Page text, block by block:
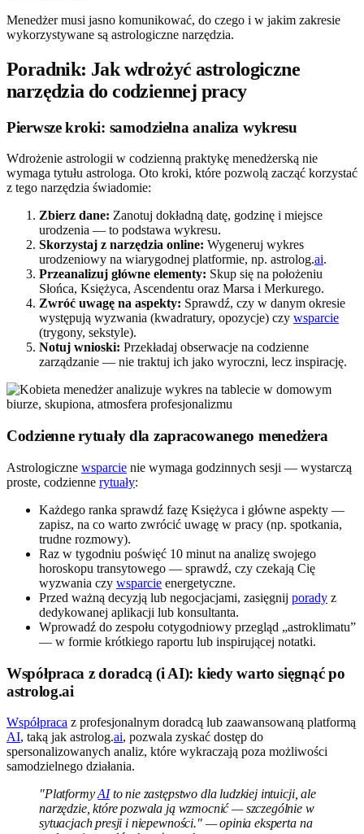
Menedżer musi jasno komunikować, do czego i w jakim zakresie
wykorzystywane są astrologiczne narzędzia.
Poradnik: Jak wdrożyć astrologiczne
narzędzia do codziennej pracy
Pierwsze kroki: samodzielna analiza wykresu
Wdrożenie astrologii w codzienną praktykę menedżerską nie
wymaga tytułu astrologa. Oto kroki, które pozwolą zacząć korzystać
z tego narzędzia świadomie:
Zbierz dane: Zanotuj dokładną datę, godzinę i miejsce
urodzenia — to podstawa wykresu.
Skorzystaj z narzędzia online: Wygeneruj wykres
urodzeniowy na wiarygodnej platformie, np. astrolog.ai.
Przeanalizuj główne elementy: Skup się na położeniu
Słońca, Księżyca, Ascendentu oraz Marsa i Merkurego.
Zwróć uwagę na aspekty: Sprawdź, czy w danym okresie
występują wyzwania (kwadratury, opozycje) czy wsparcie
(trygony, sekstyle).
Notuj wnioski: Przekładaj obserwacje na codzienne
zarządzanie — nie traktuj ich jako wyroczni, lecz inspirację.
Codzienne rytuały dla zapracowanego menedżera
Astrologiczne wsparcie nie wymaga godzinnych sesji — wystarczą
proste, codzienne rytuały:
Każdego ranka sprawdź fazę Księżyca i główne aspekty —
zapisz, na co warto zwrócić uwagę w pracy (np. spotkania,
trudne rozmowy).
Raz w tygodniu poświęć 10 minut na analizę swojego
horoskopu transytowego — sprawdź, czy czekają Cię
wyzwania czy wsparcie energetyczne.
Przed ważną decyzją lub negocjacjami, zasięgnij porady z
dedykowanej aplikacji lub konsultanta.
Wprowadź do zespołu cotygodniowy przegląd „astroklimatu”
— w formie krótkiego raportu lub inspirującej notatki.
Współpraca z doradcą (i AI): kiedy warto sięgnąć po
astrolog.ai
Współpraca z profesjonalnym doradcą lub zaawansowaną platformą
AI, taką jak astrolog.ai, pozwala zyskać dostęp do
spersonalizowanych analiz, które wykraczają poza możliwości
samodzielnego działania.
"PlatformyAIto nie zastępstwo dla ludzkiej intuicji, ale
narzędzie, które pozwala ją wzmocnić — szczególnie w
sytuacjach presji i niepewności." — opinia eksperta na